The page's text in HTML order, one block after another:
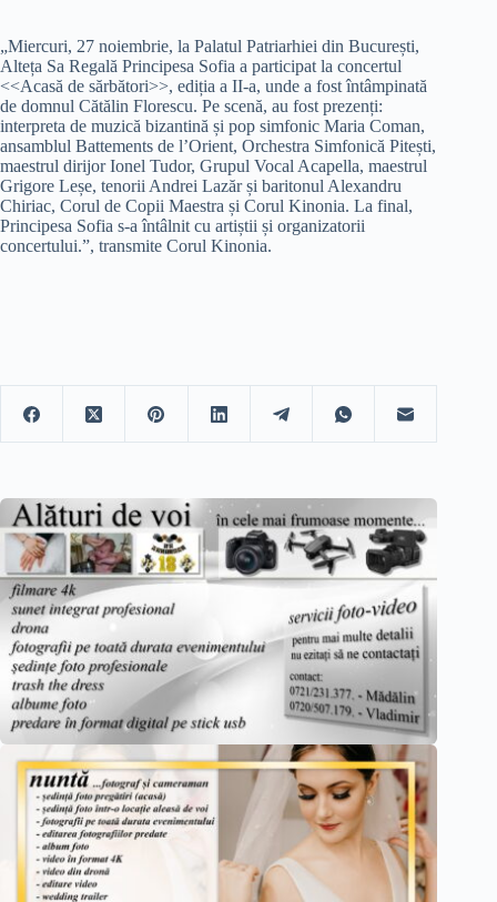
„Miercuri, 27 noiembrie, la Palatul Patriarhiei din București,
Alteța Sa Regală Principesa Sofia a participat la concertul
<<Acasă de sărbători>>, ediția a II-a, unde a fost întâmpinată
de domnul Cătălin Florescu. Pe scenă, au fost prezenți:
interpreta de muzică bizantină și pop simfonic Maria Coman,
ansamblul Battements de l’Orient, Orchestra Simfonică Pitești,
maestrul dirijor Ionel Tudor, Grupul Vocal Acapella, maestrul
Grigore Leșe, tenorii Andrei Lazăr și baritonul Alexandru
Chiriac, Corul de Copii Maestra și Corul Kinonia. La final,
Principesa Sofia s-a întâlnit cu artiștii și organizatorii
concertului.”, transmite Corul Kinonia.